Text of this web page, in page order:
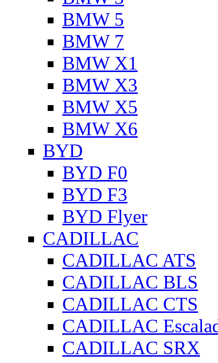
BMW 5
BMW 7
BMW X1
BMW X3
BMW X5
BMW X6
BYD
BYD F0
BYD F3
BYD Flyer
CADILLAC
CADILLAC ATS
CADILLAC BLS
CADILLAC CTS
CADILLAC
CADILLAC SRX